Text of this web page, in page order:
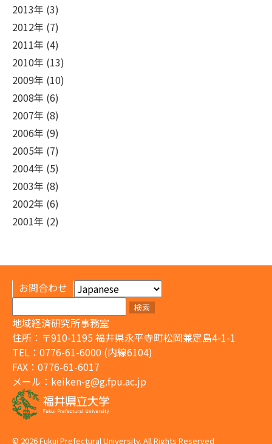
2013年 (3)
2012年 (7)
2011年 (4)
2010年 (13)
2009年 (10)
2008年 (6)
2007年 (8)
2006年 (9)
2005年 (7)
2004年 (5)
2003年 (8)
2002年 (6)
2001年 (2)
お問合わせ
索:
地域経済研究所事務室
住所：〒910-1195 福井県永平寺町松岡兼定島4-1-1
TEL：0776-61-6000 (内線6104)
FAX：0776-61-6017
メール： keiken-g@g.fpu.ac.jp
© 2026 Fukui Prefectural University. All Rights Reserved